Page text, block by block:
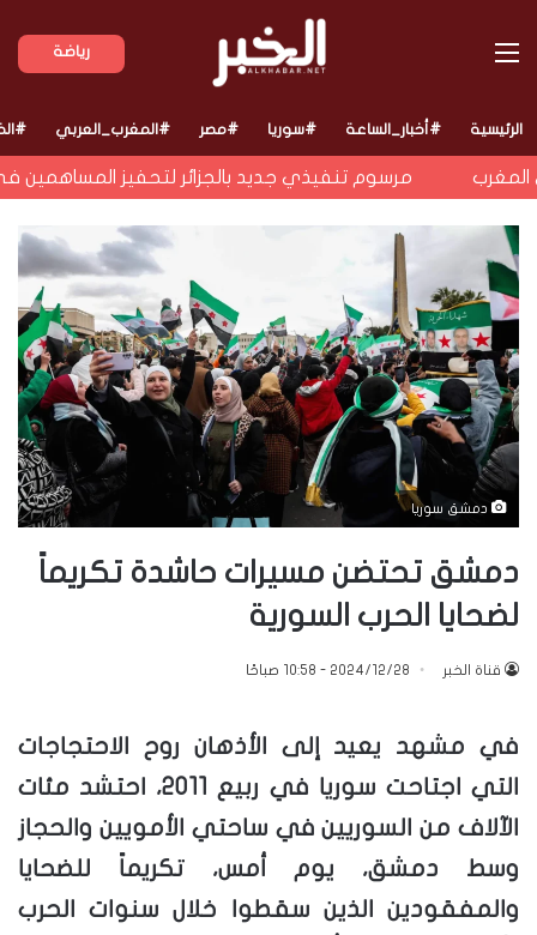
رياضة القائمة
الرئيسية #أخبار_الساعة #سوريا #مصر #المغرب_العربي
مرسوم تنفيذي جديد بالجزائر لتحفيز المساهمين في
دمشق سوريا
دمشق تحتضن مسيرات حاشدة تكريماً
لضحايا الحرب السورية
قناة الخبر 2024/12/28 - 10:58 صباحًا
في مشهد يعيد إلى الأذهان روح الاحتجاجات
التي اجتاحت سوريا في ربيع 2011، احتشد مئات
الآلاف من السوريين في ساحتي الأمويين والحجاز
وسط دمشق، يوم أمس، تكريماً للضحايا
والمفقودين الذين سقطوا خلال سنوات الحرب